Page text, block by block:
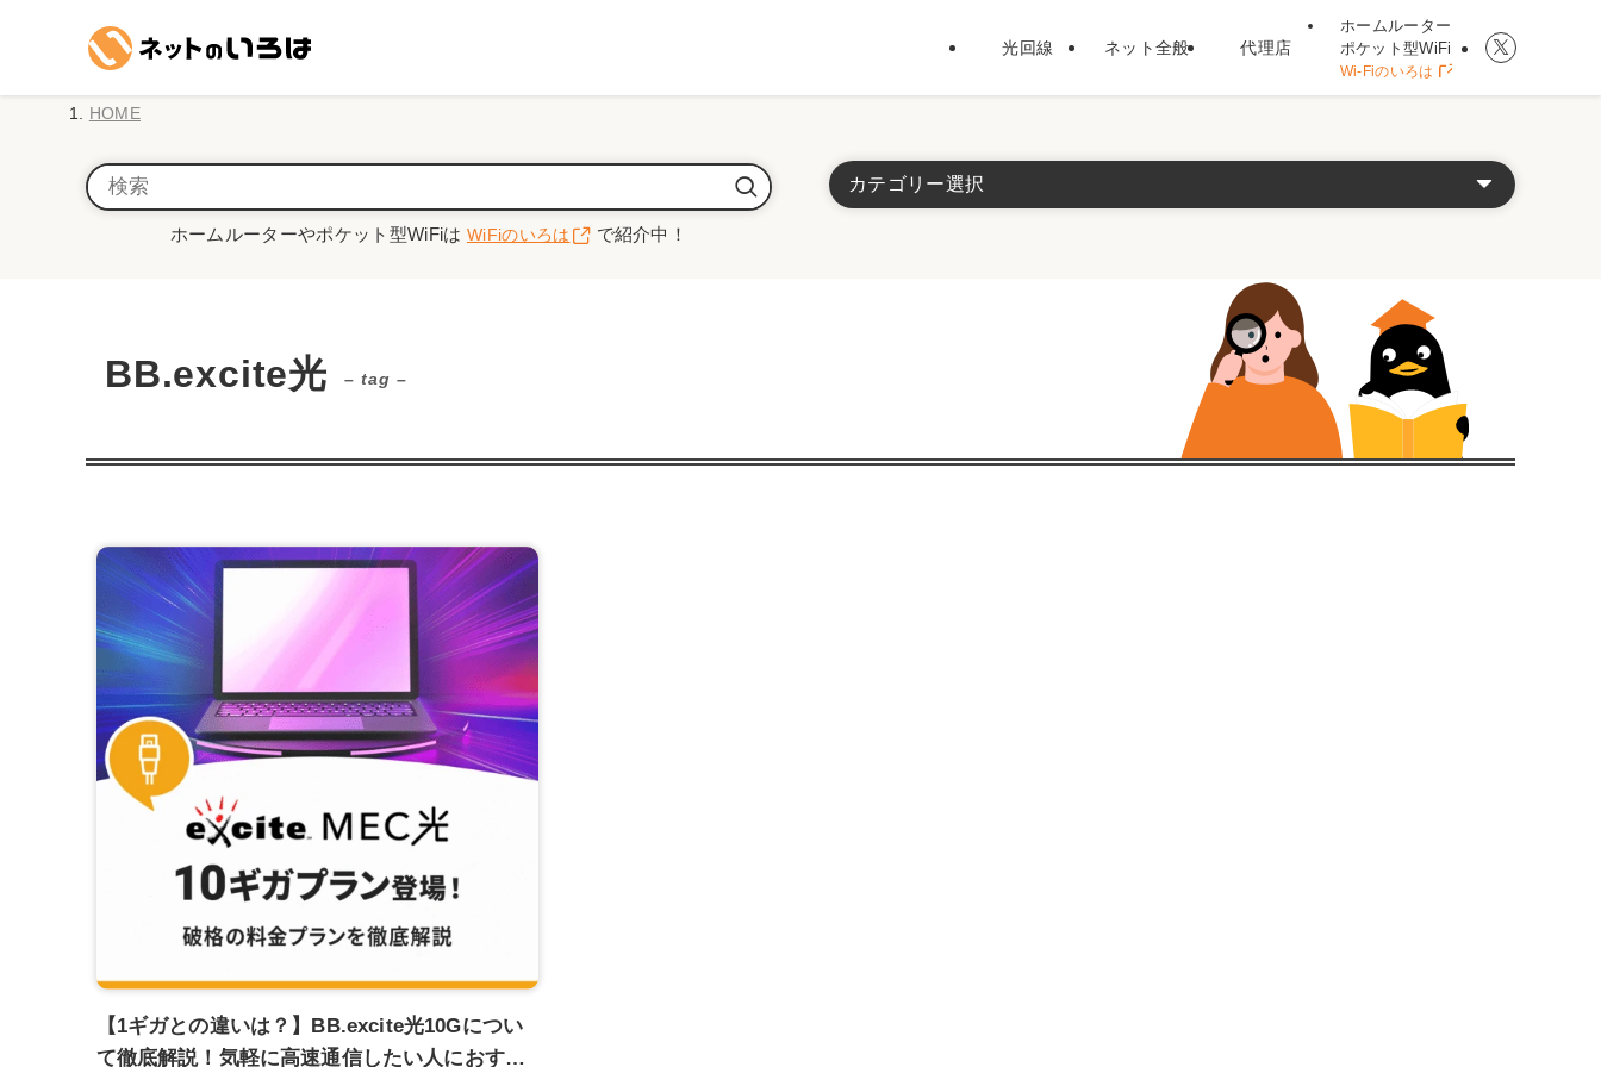
光回線 ネット全般 代理店
ホームルーター
ポケット型WiFi
Wi-Fiのいろは
HOME
ホームルーターやポケット型WiFiは WiFiのいろは で紹介中！
カテゴリー選択
ホームルーター / ポケット型WiFi
BB.excite光 – tag –
【1ギガとの違いは？】BB.excite光10Gについ
て徹底解説！気軽に高速通信したい人におすす